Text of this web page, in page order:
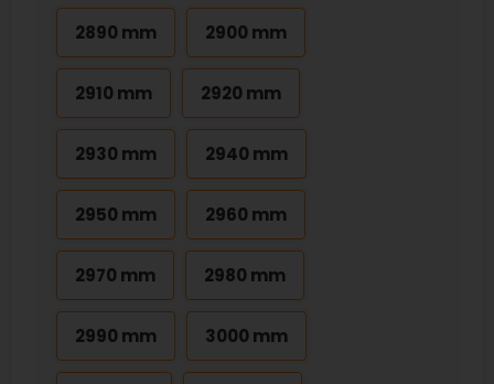
2890 mm 2900 mm
2910 mm 2920 mm
2930 mm 2940 mm
2950 mm 2960 mm
2970 mm 2980 mm
2990 mm 3000 mm